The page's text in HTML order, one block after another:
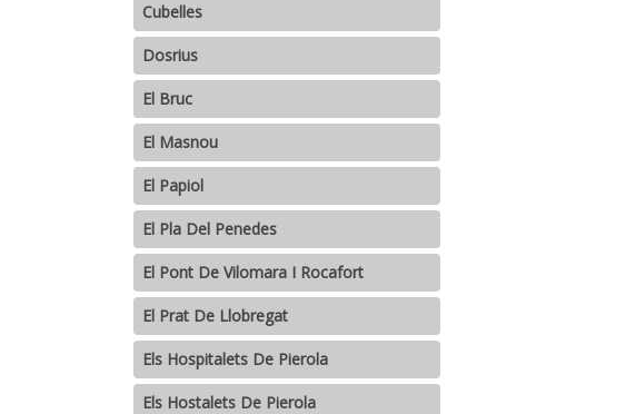
Cubelles
Dosrius
El Bruc
El Masnou
El Papiol
El Pla Del Penedes
El Pont De Vilomara I Rocafort
El Prat De Llobregat
Els Hospitalets De Pierola
Els Hostalets De Pierola